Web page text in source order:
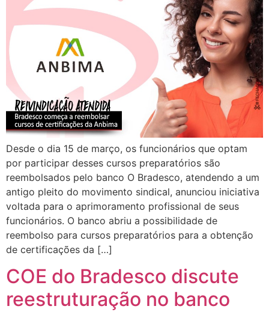
Desde o dia 15 de março, os funcionários que optam
por participar desses cursos preparatórios são
reembolsados pelo banco O Bradesco, atendendo a um
antigo pleito do movimento sindical, anunciou iniciativa
voltada para o aprimoramento profissional de seus
funcionários. O banco abriu a possibilidade de
reembolso para cursos preparatórios para a obtenção
de certificações da […]
COE do Bradesco discute
reestruturação no banco